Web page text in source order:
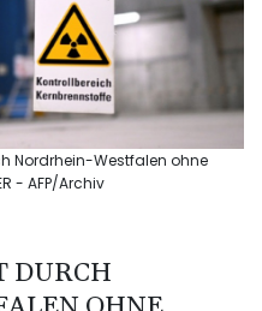
Nordrhein-Westfalen ohne
- AFP/Archiv
DURCH